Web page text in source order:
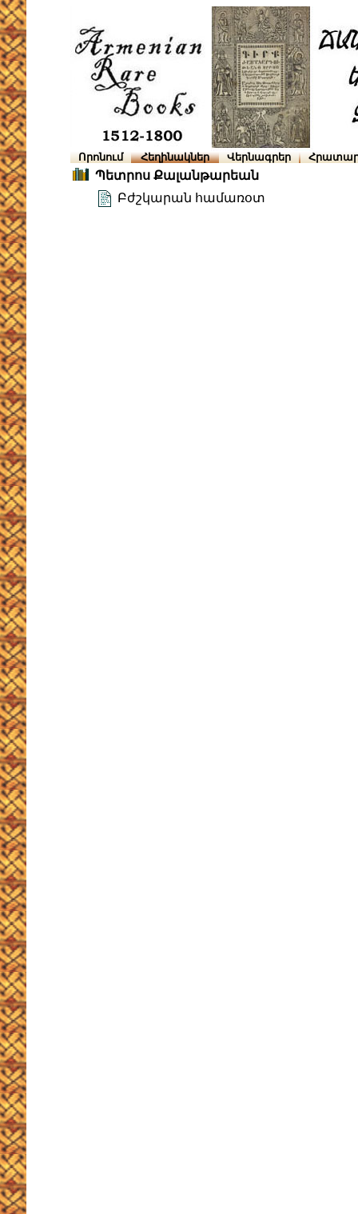
Որոնում Հեղինակներ Վերնագրեր
Պետրոս Քալանթարեան
Բժշկարան համառօտ